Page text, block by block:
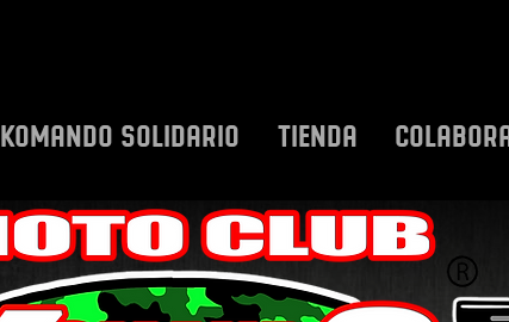
KOMANDO SOLIDARIO TIENDA